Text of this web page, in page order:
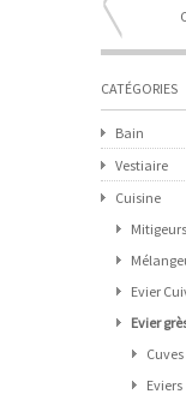
CATÉGORIES
Bain
Vestiaire
Cuisine
Mitigeurs
Evier
Evier
Cuves
Eviers